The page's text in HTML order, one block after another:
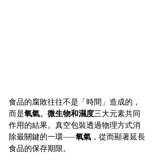
食品的腐敗往往不是「時間」造成的，
而是氧氣、微生物和濕度三大元素共同
作用的結果。真空包裝透過物理方式消
除最關鍵的一環——氧氣 ，從而顯著延長
食品的保存期限。